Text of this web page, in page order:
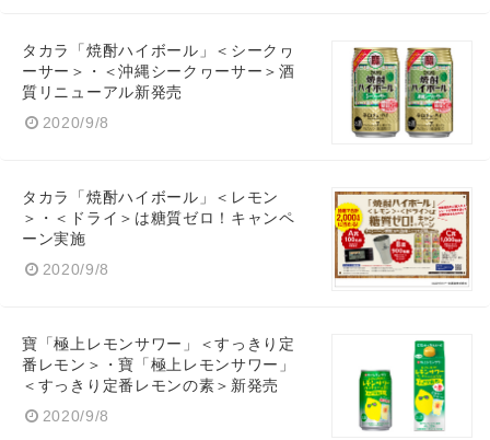
タカラ「焼酎ハイボール」＜シークヮ
ーサー＞・＜沖縄シークヮーサー＞酒
質リニューアル新発売
2020/9/8
タカラ「焼酎ハイボール」＜レモン
＞・＜ドライ＞は糖質ゼロ！キャンペ
ーン実施
2020/9/8
寶「極上レモンサワー」＜すっきり定
番レモン＞・寶「極上レモンサワー」
＜すっきり定番レモンの素＞新発売
2020/9/8
Japanese